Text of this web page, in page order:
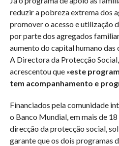
reduzir a pobreza extrema dos
promover o acesso e utilização
por parte dos agregados
aumento do capital humano das
A Directora da Protecção
acrescentou que «este
tem acompanhamento e
Financiados pela comunidade
o Banco Mundial, em mais de
direcção da protecção social,
garante que os dois programas